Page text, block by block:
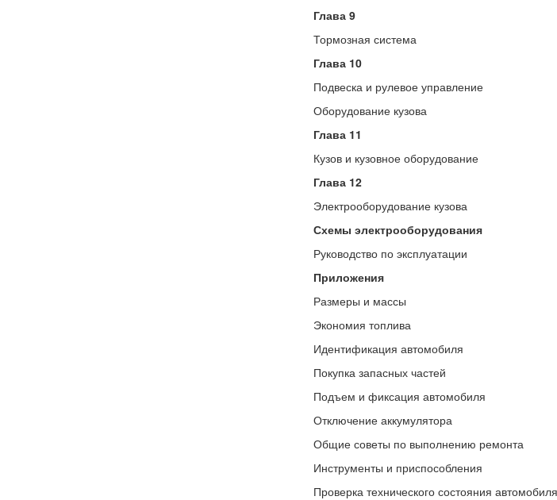
Глава 9
Тормозная система
Глава 10
Подвеска и рулевое управление
Оборудование кузова
Глава 11
Кузов и кузовное оборудование
Глава 12
Электрооборудование кузова
Схемы электрооборудования
Руководство по эксплуатации
Приложения
Размеры и массы
Экономия топлива
Идентификация автомобиля
Покупка запасных частей
Подъем и фиксация автомобиля
Отключение аккумулятора
Общие советы по выполнению ремонта
Инструменты и приспособления
Проверка технического состояния автомобиля